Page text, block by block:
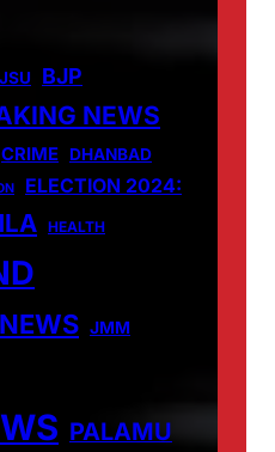
BJP
NEWS
CRIME DHANBAD
ELECTION 2024:
HEALTH
JMM
PALAMU